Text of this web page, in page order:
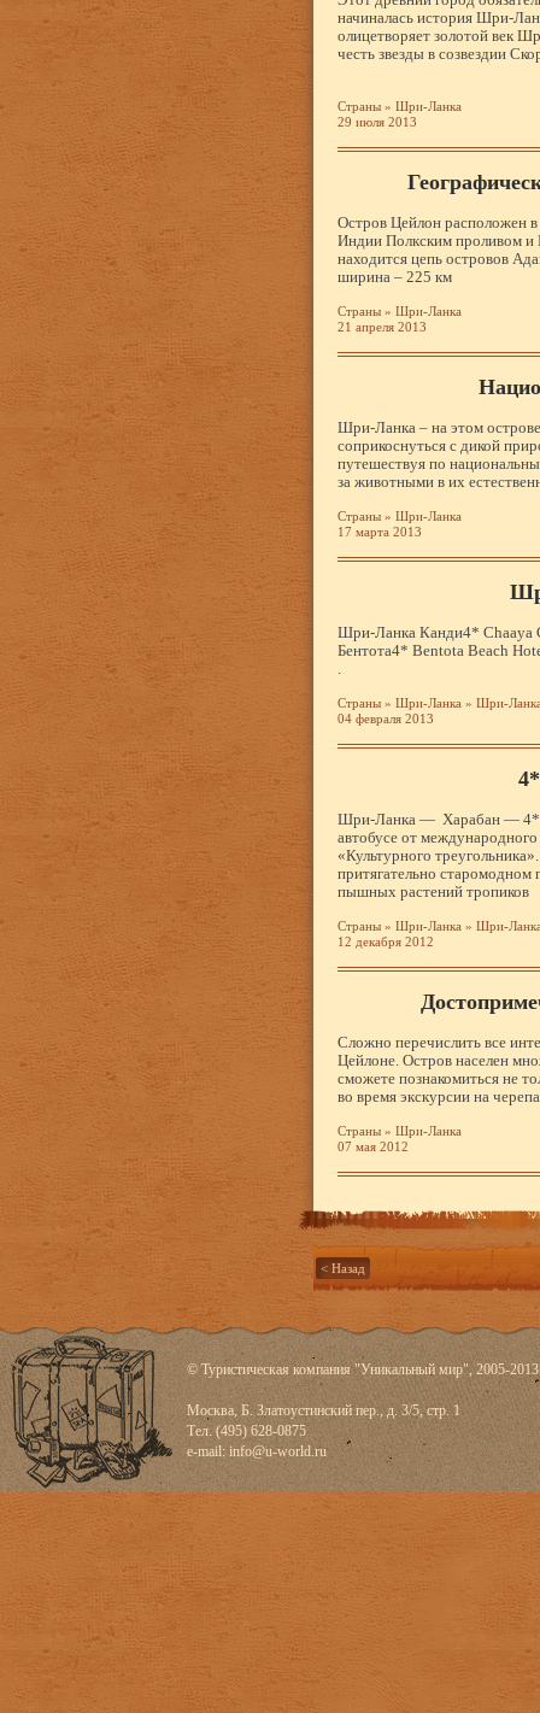
начиналась история Шри-
олицетворяет золотой век
честь звезды в созвездии
Страны » Шри-Ланка
29 июля 2013
Остров Цейлон расположен
Индии Полкским проливом
находится цепь островов
ширина – 225 км
Страны » Шри-Ланка
21 апреля 2013
Шри-Ланка – на этом
соприкоснуться с дикой
путешествуя по
за животными в их
Страны » Шри-Ланка
17 марта 2013
Шри-Ланка Канди4* Chaaya
Бентота4* Bentota Beach
.
Страны » Шри-Ланка » Шри-
04 февраля 2013
Шри-Ланка — Харабан — 4*
автобусе от
«Культурного
притягательно старомодном
пышных растений тропиков
Страны » Шри-Ланка » Шри-
12 декабря 2012
Сложно перечислить все
Цейлоне. Остров населен
сможете познакомиться не
во время экскурсии на
Страны » Шри-Ланка
07 мая 2012
< Назад
© Туристическая компания "Уникальный мир", 2005-2013
Москва, Б. Златоустинский пер., д. 3/5, стр. 1
Тел. (495) 628-0875
e-mail: info@u-world.ru